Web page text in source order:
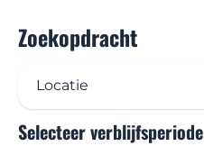
Zoekopdracht
Locatie
Selecteer verblijfsperiode